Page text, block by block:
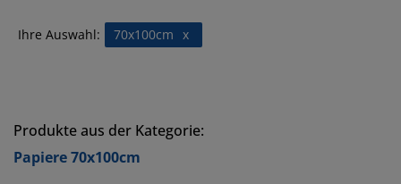
Ihre Auswahl: x
70x100cm
Produkte aus der Kategorie:
Papiere 70x100cm